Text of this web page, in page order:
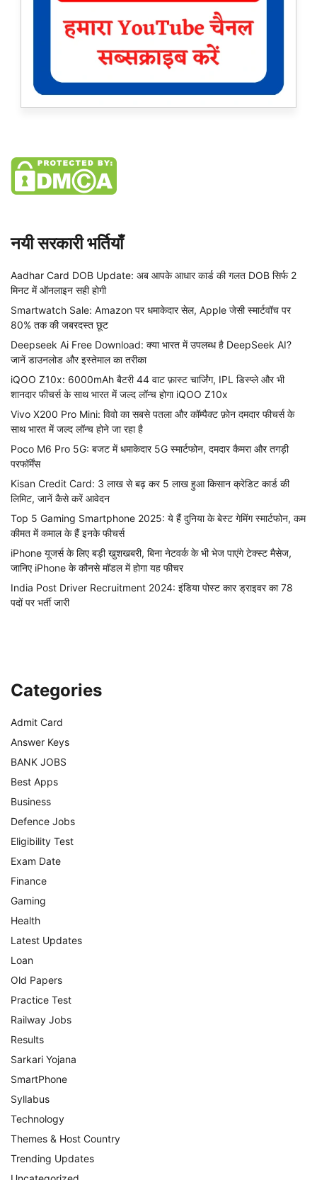
नयी सरकारी भर्तियाँ
Aadhar Card DOB Update: अब आपके आधार कार्ड की गलत DOB सिर्फ 2
मिनट में ऑनलाइन सही होगी
Smartwatch Sale: Amazon पर धमाकेदार सेल, Apple जेसी स्मार्टवॉच पर
80% तक की जबरदस्त छूट
Deepseek Ai Free Download: क्या भारत में उपलब्ध है DeepSeek AI?
जानें डाउनलोड और इस्तेमाल का तरीका
iQOO Z10x: 6000mAh बैटरी 44 वाट फ़ास्ट चार्जिंग, IPL डिस्प्ले और भी
शानदार फीचर्स के साथ भारत में जल्द लॉन्च होगा iQOO Z10x
Vivo X200 Pro Mini: विवो का सबसे पतला और कॉम्पैक्ट फ़ोन दमदार फीचर्स के
साथ भारत में जल्द लॉन्च होने जा रहा है
Poco M6 Pro 5G: बजट में धमाकेदार 5G स्मार्टफोन, दमदार कैमरा और तगड़ी
परफॉर्मेंस
Kisan Credit Card: 3 लाख से बढ़ कर 5 लाख हुआ किसान क्रेडिट कार्ड की
लिमिट, जानें कैसे करें आवेदन
Top 5 Gaming Smartphone 2025: ये हैं दुनिया के बेस्ट गेमिंग स्मार्टफोन, कम
कीमत में कमाल के हैं इनके फीचर्स
iPhone यूजर्स के लिए बड़ी खुशखबरी, बिना नेटवर्क के भी भेज पाएंगे टेक्स्ट मैसेज,
जानिए iPhone के कौनसे मॉडल में होगा यह फीचर
India Post Driver Recruitment 2024: इंडिया पोस्ट कार ड्राइवर का 78
पदों पर भर्ती जारी
Categories
Admit Card
Answer Keys
BANK JOBS
Best Apps
Business
Defence Jobs
Eligibility Test
Exam Date
Finance
Gaming
Health
Latest Updates
Loan
Old Papers
Practice Test
Railway Jobs
Results
Sarkari Yojana
SmartPhone
Syllabus
Technology
Themes & Host Country
Trending Updates